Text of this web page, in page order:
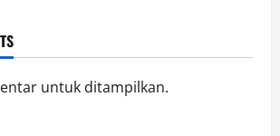
untuk ditampilkan.